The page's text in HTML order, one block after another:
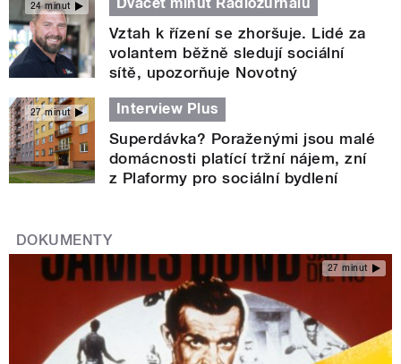
24 minut
Vztah k řízení se zhoršuje. Lidé za
volantem běžně sledují sociální
sítě, upozorňuje Novotný
27 minut Interview Plus
Superdávka? Poraženými jsou malé
domácnosti platící tržní nájem, zní
z Plaformy pro sociální bydlení
DOKUMENTY
27 minut